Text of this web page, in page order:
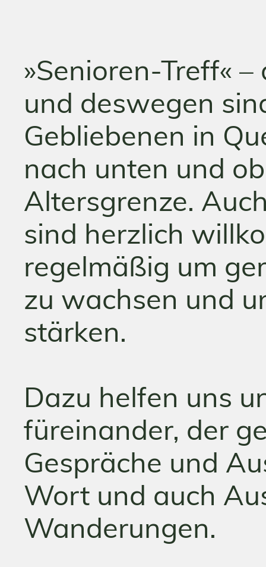
»Senioren-Treff«
und deswegen
Gebliebenen in
nach unten und
Altersgrenze.
sind herzlich
regelmäßig um
zu wachsen und
stärken.
Dazu helfen uns
füreinander, der
Gespräche und
Wort und auch
Wanderungen.